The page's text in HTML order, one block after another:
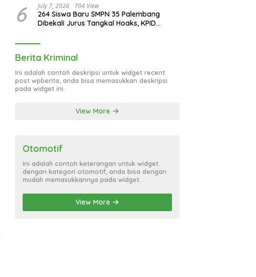
6 July 7, 2026 704 View
264 Siswa Baru SMPN 35 Palembang
Dibekali Jurus Tangkal Hoaks, KPID
Berita Kriminal
Ini adalah contoh deskripsi untuk widget recent
post wpberita, anda bisa memasukkan deskripsi
pada widget ini.
View More
Otomotif
Ini adalah contoh keterangan untuk widget
dengan kategori otomotif, anda bisa dengan
mudah memasukkannya pada widget.
View More